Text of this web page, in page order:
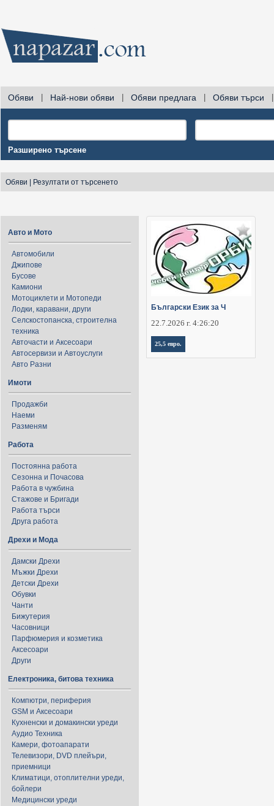
Обяви Най-нови обяви Обяви предлага Обяви търси
Разширено търсене
Обяви Резултати от търсенето
Авто и Мото
Автомобили
Джипове
Бусове
Камиони
Мотоциклети и Мотопеди
Лодки, каравани, други
Селскостопанска, строителна
техника
Авточасти и Аксесоари
Автосервизи и Автоуслуги
Авто Разни
Имоти
Продажби
Наеми
Разменям
Работа
Постоянна работа
Сезонна и Почасова
Работа в чужбина
Стажове и Бригади
Работа търси
Друга работа
Дрехи и Мода
Дамски Дрехи
Мъжки Дрехи
Детски Дрехи
Обувки
Чанти
Бижутерия
Часовници
Парфюмерия и козметика
Аксесоари
Други
Електроника, битова техника
Компютри, периферия
GSM и Аксесоари
Кухненски и домакински уреди
Аудио Техника
Камери, фотоапарати
Телевизори, DVD плейъри,
приемници
Климатици, отоплителни уреди,
бойлери
Медицински уреди
Български Език за Ч
22.7.2026 г. 4:26:20
25,5 евро.